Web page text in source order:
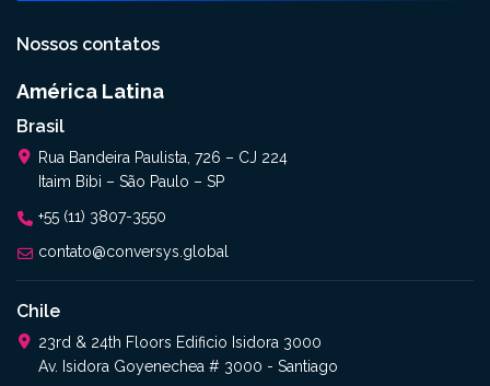
Nossos contatos
América Latina
Brasil
Rua Bandeira Paulista, 726 – CJ 224
Itaim Bibi – São Paulo – SP
+55 (11) 3807-3550
contato@conversys.global
Chile
23rd & 24th Floors Edificio Isidora 3000
Av. Isidora Goyenechea # 3000 - Santiago